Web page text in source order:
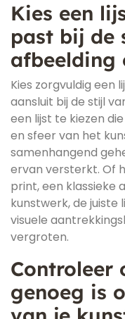
Kies een
past bij de
afbeelding
Kies zorgvuldig een
aansluit bij de stijl
een lijst te kiezen
en sfeer van het
samenhangend
ervan versterkt. Of
print, een klassieke
kunstwerk, de juiste
visuele
vergroten.
Controleer
genoeg is